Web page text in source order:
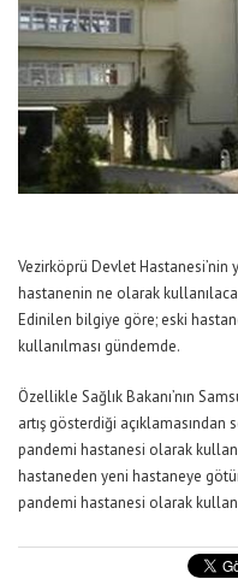
Vezirköprü Devlet Hastanesi’nin
hastanenin ne olarak
Edinilen bilgiye göre; eski
kullanılması gündemde.
Özellikle Sağlık Bakanı’nın
artış gösterdiği
pandemi hastanesi olarak
hastaneden yeni hastaneye
pandemi hastanesi olarak